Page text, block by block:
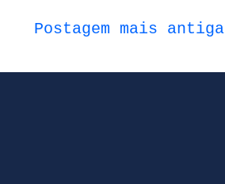
Postagem mais antiga